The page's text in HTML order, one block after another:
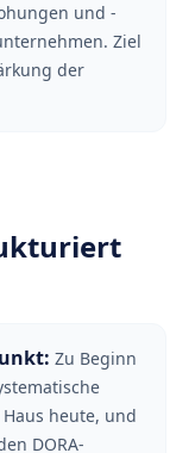
und -
Ziel
der
: Zu Beginn
heute, und
DORA-